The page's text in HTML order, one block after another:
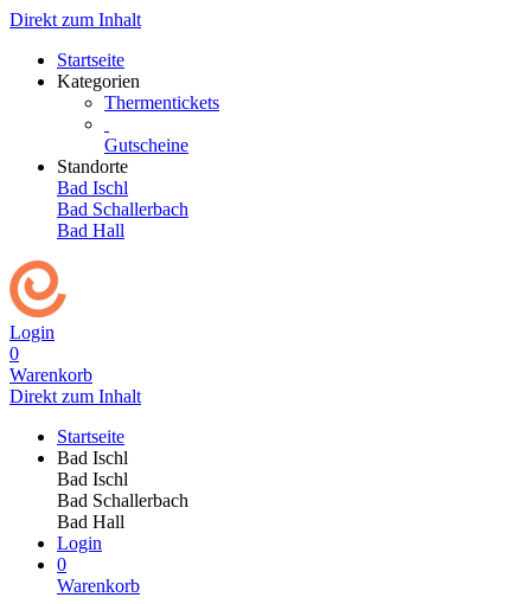
Direkt zum Inhalt
Startseite
Kategorien
Thermentickets
Gutscheine
Standorte
Bad Ischl
Bad Schallerbach
Bad Hall
Login
0
Warenkorb
Direkt zum Inhalt
Startseite
Bad Ischl
Bad Ischl
Bad Schallerbach
Bad Hall
Login
0
Warenkorb